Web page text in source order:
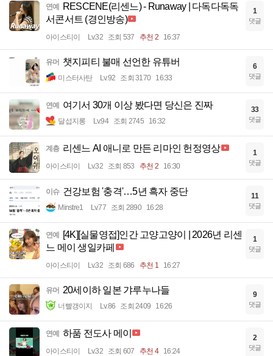
연예 RESCENE(리센느) - Runaway | 다독다독독
서콘서트 (경인방송)
아이스티이 Lv.32 조회 537 추천 2 16:37
1
댓글
유머 챗지피티 불매 선언한 유튜버
미스터사탄 Lv.92 조회 3170 16:33
6
댓글
연예 여기서 30개 이상 봤다면 당신은 진짜
달섭지롱 Lv.94 조회 2745 16:32
33
댓글
계층 리센느 AI 애니로 만든 리마인 헌정영상
아이스티이 Lv.32 조회 853 추천 2 16:30
1
댓글
이슈 건강보험 '충격'…5년 흑자 중단
Minstre1 Lv.77 조회 2890 16:28
11
댓글
연예 [4K][실물영접]인간 고양고양이 | 2026년 리센
느 메이 생일카페
아이스티이 Lv.32 조회 686 추천 1 16:27
1
댓글
유머 20세이하 일본 갸루누나들
너빨갱이지 Lv.86 조회 2409 16:26
9
댓글
연예 하품 전도사 메이
아이스티이 Lv.32 조회 607 추천 4 16:24
2
댓글